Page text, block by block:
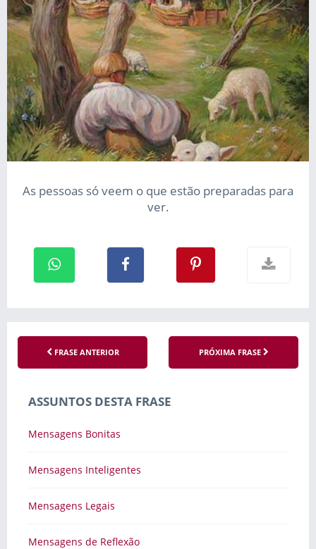
As pessoas só veem o que estão preparadas para
ver.
FRASE ANTERIOR PRÓXIMA FRASE
ASSUNTOS DESTA FRASE
Mensagens Bonitas
Mensagens Inteligentes
Mensagens Legais
Mensagens de Reflexão